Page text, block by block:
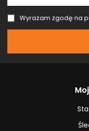
Wyrażam zgodę na przetwarzanie moich danych